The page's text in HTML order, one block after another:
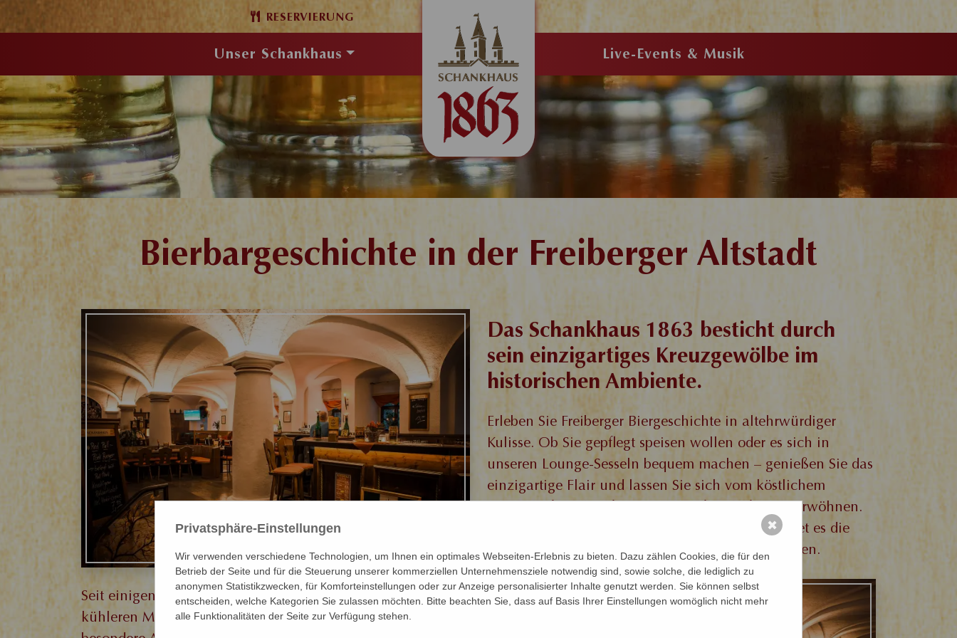
RESERVIERUNG
Unser Schankhaus Live-Events & Musik
Bierbargeschichte in der Freiberger Altstadt
Das Schankhaus 1863 besticht durch
sein einzigartiges Kreuzgewölbe im
historischen Ambiente.
Erleben Sie Freiberger Biergeschichte in altehrwürdiger
Kulisse. Ob Sie gepflegt speisen wollen oder es sich in
unseren Lounge-Sesseln bequem machen – genießen Sie das
einzigartige Flair und lassen Sie sich vom köstlichem
Gerstensaft und Deftigem aus Topf und Pfanne verwöhnen.
Mit einem Platzangebot bis zu 120 Personen bietet es die
perfekte Größe auch für individuelle Feierlichkeiten.
Seit einigen Jahren bieten wir unseren Gästen in den
kühleren Monaten mit unseren Livebands eine ganz
Privatsphäre-Einstellungen
Wir verwenden verschiedene Technologien, um Ihnen ein optimales Webseiten-Erlebnis zu bieten. Dazu zählen Cookies, die für den
Betrieb der Seite und für die Steuerung unserer kommerziellen Unternehmensziele notwendig sind, sowie solche, die lediglich zu
anonymen Statistikzwecken, für Komforteinstellungen oder zur Anzeige personalisierter Inhalte genutzt werden. Sie können selbst
entscheiden, welche Kategorien Sie zulassen möchten. Bitte beachten Sie, dass auf Basis Ihrer Einstellungen womöglich nicht mehr
alle Funktionalitäten der Seite zur Verfügung stehen.
✖